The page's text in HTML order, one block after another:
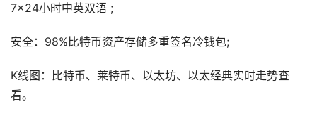
7×24小时中英双语 ;
安全：98%比特币资产存储多重签名冷钱包;
K线图：比特币、莱特币、以太坊、以太经典实时走势查
看。